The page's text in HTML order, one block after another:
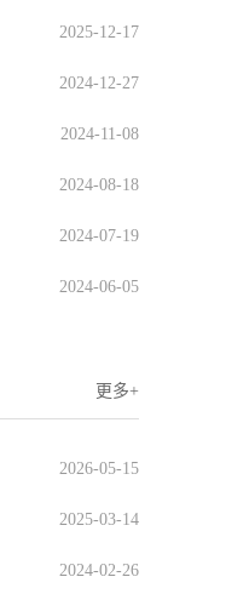
2025-12-17
2024-12-27
2024-11-08
2024-08-18
2024-07-19
2024-06-05
更多+
2026-05-15
2025-03-14
2024-02-26